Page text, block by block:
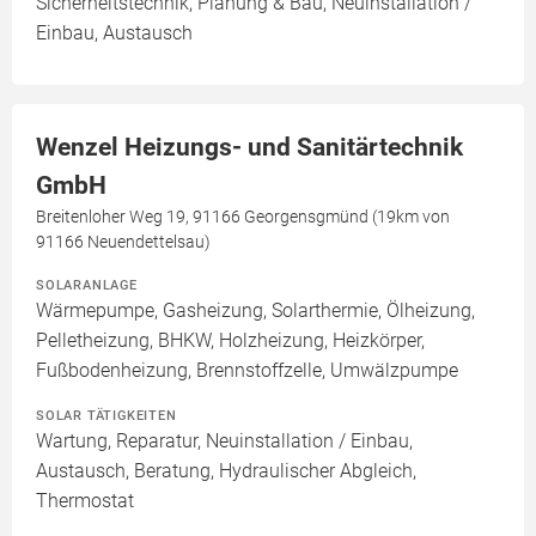
Einbau, Austausch
Wenzel Heizungs- und Sanitärtechnik
GmbH
Breitenloher Weg 19, 91166 Georgensgmünd (19km von
91166 Neuendettelsau)
SOLARANLAGE
Wärmepumpe, Gasheizung, Solarthermie, Ölheizung,
Pelletheizung, BHKW, Holzheizung, Heizkörper,
Fußbodenheizung, Brennstoffzelle, Umwälzpumpe
SOLAR TÄTIGKEITEN
Wartung, Reparatur, Neuinstallation / Einbau,
Austausch, Beratung, Hydraulischer Abgleich,
Thermostat